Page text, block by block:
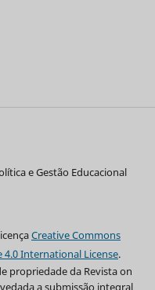
e Gestão Educacional
Creative Commons
International License.
propriedade da Revista on
a submissão integral